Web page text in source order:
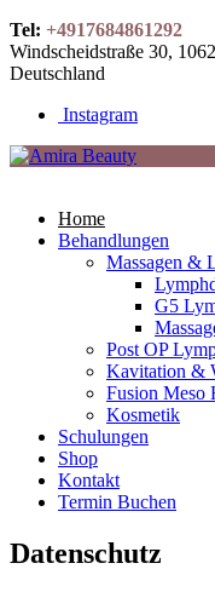
Tel: +4917684861292
Windscheidstraße 30,
Deutschland
Instagram
Home
Behandlungen
Massagen &
G5
Post OP
Kavitation &
Fusion Meso
Kosmetik
Schulungen
Shop
Kontakt
Termin Buchen
Datenschutz